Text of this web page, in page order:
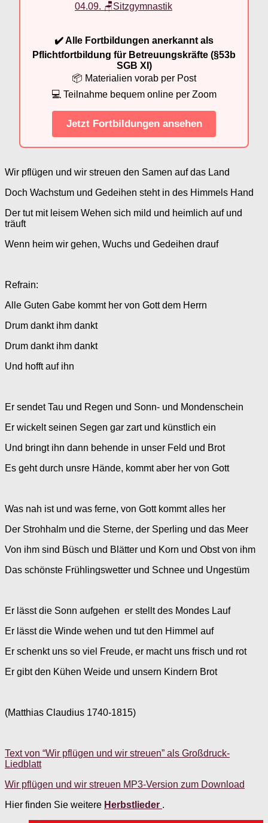
04.09. 🪑Sitzgymnastik
✔️ Alle Fortbildungen anerkannt als
Pflichtfortbildung für Betreuungskräfte (§53b
SGB XI)
📦 Materialien vorab per Post
💻 Teilnahme bequem online per Zoom
Jetzt Fortbildungen ansehen
Wir pflügen und wir streuen den Samen auf das Land
Doch Wachstum und Gedeihen steht in des Himmels Hand
Der tut mit leisem Wehen sich mild und heimlich auf und
träuft
Wenn heim wir gehen, Wuchs und Gedeihen drauf
Refrain:
Alle Guten Gabe kommt her von Gott dem Herrn
Drum dankt ihm dankt
Drum dankt ihm dankt
Und hofft auf ihn
Er sendet Tau und Regen und Sonn- und Mondenschein
Er wickelt seinen Segen gar zart und künstlich ein
Und bringt ihn dann behende in unser Feld und Brot
Es geht durch unsre Hände, kommt aber her von Gott
Was nah ist und was ferne, von Gott kommt alles her
Der Strohhalm und die Sterne, der Sperling und das Meer
Von ihm sind Büsch und Blätter und Korn und Obst von ihm
Das schönste Frühlingswetter und Schnee und Ungestüm
Er lässt die Sonn aufgehen er stellt des Mondes Lauf
Er lässt die Winde wehen und tut den Himmel auf
Er schenkt uns so viel Freude, er macht uns frisch und rot
Er gibt den Kühen Weide und unsern Kindern Brot
(Matthias Claudius 1740-1815)
Text von “Wir pflügen und wir streuen” als Großdruck-
Liedblatt
Wir pflügen und wir streuen MP3-Version zum Download
Hier finden Sie weitere Herbstlieder .